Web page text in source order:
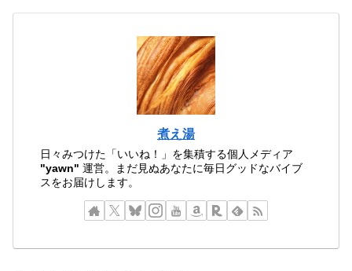
煮え湯
日々みつけた「いいね！」を集積する個人メディア
"yawn" 運営。まだ見ぬあなたに毎日グッドなバイブ
スをお届けします。